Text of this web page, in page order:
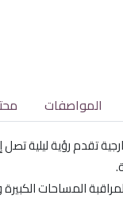
المواصفات
لمراقبة المساحات